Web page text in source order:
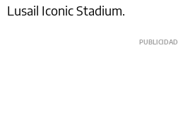
Lusail Iconic Stadium.